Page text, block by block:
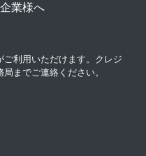
企業様へ
利用いただけます。クレジ
までご連絡ください。